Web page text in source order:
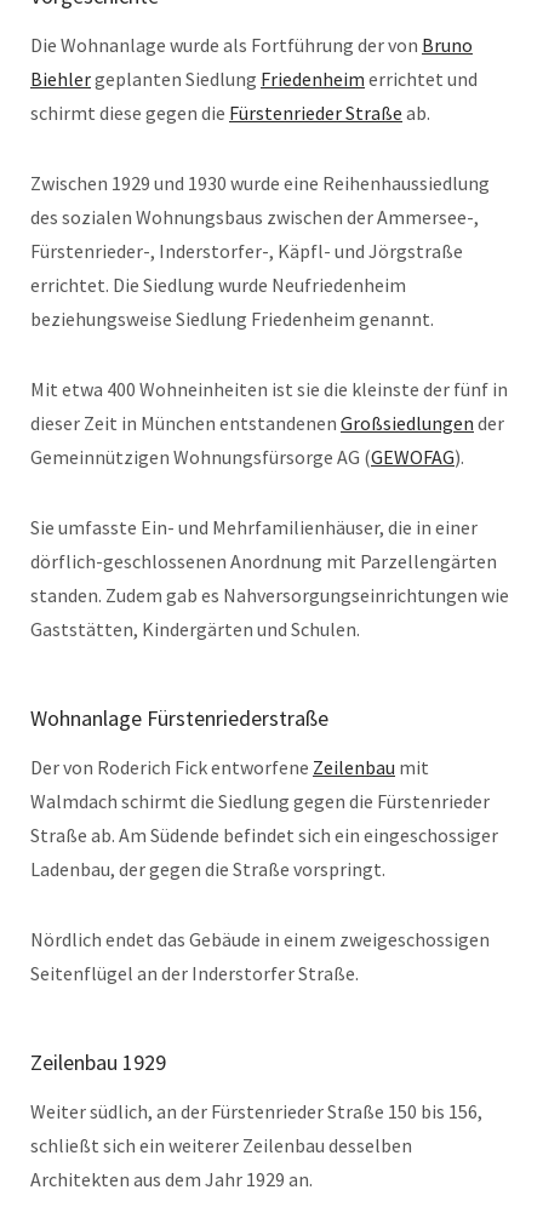
Die Wohnanlage wurde als Fortführung der von Bruno
Biehlergeplanten Siedlung Friedenheim errichtet und
schirmt diese gegen die Fürstenrieder Straße ab.
Zwischen 1929 und 1930 wurde eine Reihenhaussiedlung
des sozialen Wohnungsbaus zwischen der Ammersee-,
Fürstenrieder-, Inderstorfer-, Käpfl- und Jörgstraße
errichtet. Die Siedlung wurde Neufriedenheim
beziehungsweise Siedlung Friedenheim genannt.
Mit etwa 400 Wohneinheiten ist sie die kleinste der fünf in
dieser Zeit in München entstandenen Großsiedlungen der
Gemeinnützigen Wohnungsfürsorge AG (GEWOFAG).
Sie umfasste Ein- und Mehrfamilienhäuser, die in einer
dörflich-geschlossenen Anordnung mit Parzellengärten
standen. Zudem gab es Nahversorgungseinrichtungen wie
Gaststätten, Kindergärten und Schulen.
Wohnanlage Fürstenriederstraße
Der von Roderich Fick entworfene Zeilenbau mit
Walmdach schirmt die Siedlung gegen die Fürstenrieder
Straße ab. Am Südende befindet sich ein eingeschossiger
Ladenbau, der gegen die Straße vorspringt.
Nördlich endet das Gebäude in einem zweigeschossigen
Seitenflügel an der Inderstorfer Straße.
Zeilenbau 1929
Weiter südlich, an der Fürstenrieder Straße 150 bis 156,
schließt sich ein weiterer Zeilenbau desselben
Architekten aus dem Jahr 1929 an.